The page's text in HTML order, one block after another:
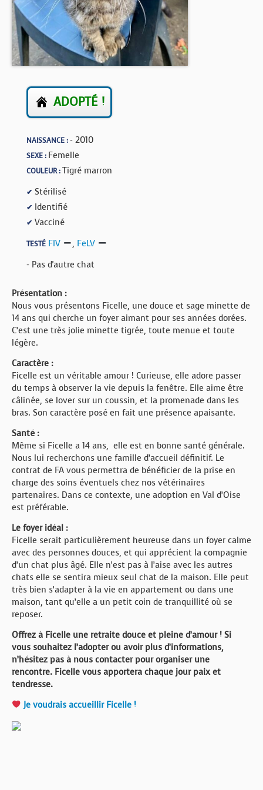
BOUTIQUE
FORUM
ADOPTÉ !
NAISSANCE :- 2010
SEXE : Femelle
COULEUR :Tigré marron
✔ Stérilisé
✔ Identifié
✔ Vacciné
TESTÉ FIV , FeLV
- Pas d'autre chat
Présentation :
Nous vous présentons Ficelle, une douce et sage minette de
14 ans qui cherche un foyer aimant pour ses années dorées.
C’est une très jolie minette tigrée, toute menue et toute
légère.
Caractère :
Ficelle est un véritable amour ! Curieuse, elle adore passer
du temps à observer la vie depuis la fenêtre. Elle aime être
câlinée, se lover sur un coussin, et la promenade dans les
bras. Son caractère posé en fait une présence apaisante.
Santé :
Même si Ficelle a 14 ans, elle est en bonne santé générale.
Nous lui recherchons une famille d’accueil définitif. Le
contrat de FA vous permettra de bénéficier de la prise en
charge des soins éventuels chez nos vétérinaires
partenaires. Dans ce contexte, une adoption en Val d’Oise
est préférable.
Le foyer idéal :
Ficelle serait particulièrement heureuse dans un foyer calme
avec des personnes douces, et qui apprécient la compagnie
d’un chat plus âgé. Elle n’est pas à l’aise avec les autres
chats elle se sentira mieux seul chat de la maison. Elle peut
très bien s’adapter à la vie en appartement ou dans une
maison, tant qu’elle a un petit coin de tranquillité où se
reposer.
Offrez à Ficelle une retraite douce et pleine d’amour ! Si
vous souhaitez l’adopter ou avoir plus d’informations,
n’hésitez pas à nous contacter pour organiser une
rencontre. Ficelle vous apportera chaque jour paix et
tendresse.
Je voudrais accueillir Ficelle !